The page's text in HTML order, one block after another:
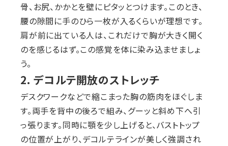
骨、お尻、かかとを壁にピタッとつけます。このとき、
腰の隙間に手のひら一枚が入るくらいが理想です。
肩が前に出ている人は、これだけで胸が大きく開く
のを感じるはず。この感覚を体に染み込ませましょ
う。
2. デコルテ開放のストレッチ
デスクワークなどで縮こまった胸の筋肉をほぐしま
す。両手を背中の後ろで組み、グーッと斜め下へ引
っ張ります。同時に顎を少し上げると、バストトップ
の位置が上がり、デコルテラインが美しく強調され